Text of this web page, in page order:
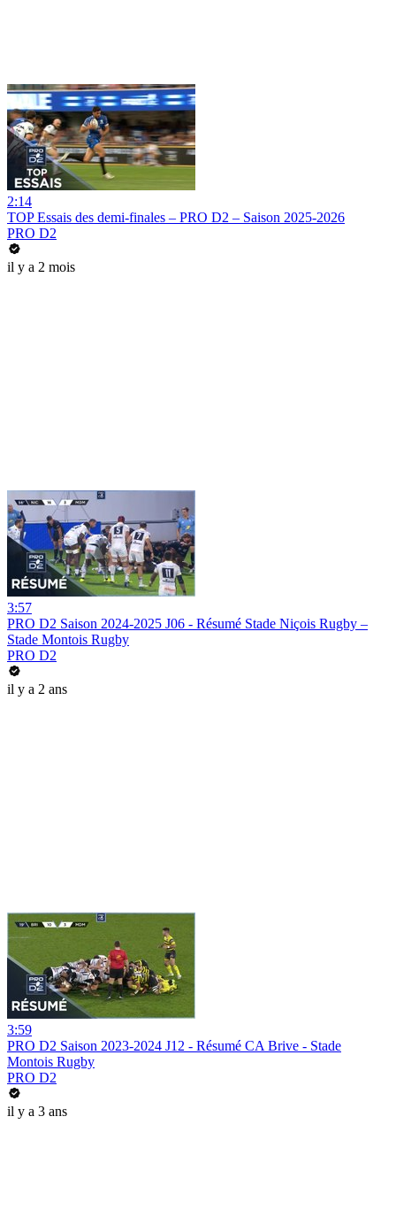
2:14
TOP Essais des demi-finales – PRO D2 – Saison 2025-2026
PRO D2
il y a 2 mois
3:57
PRO D2 Saison 2024-2025 J06 - Résumé Stade Niçois Rugby –
Stade Montois Rugby
PRO D2
il y a 2 ans
3:59
PRO D2 Saison 2023-2024 J12 - Résumé CA Brive - Stade
Montois Rugby
PRO D2
il y a 3 ans